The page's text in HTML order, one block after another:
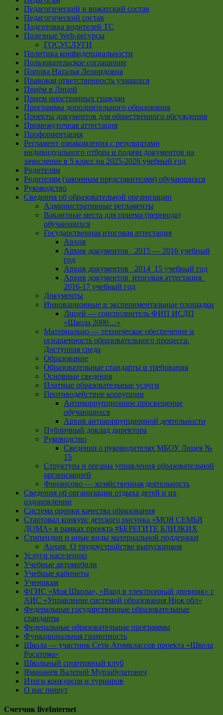
Педагогический и вожатский состав
Педагогический состав
Подготовка водителей ТС
Полезные Web-ресурсы
ГОСУСЛУГИ
Политика конфиденциальности
Пользовательское соглашение
Попова Наталья Леонидовна
Правовая ответственность учащихся
Приём в Лицей
Прием иностранных граждан
Программы дополнительного образования
Проекты документов для общественного обсуждения
Промежуточная аттестация
Профориентация
Регламент ознакомления с результатами
индивидуального отбора и подачи документов на
зачисление в 5 класс на 2025-2026 учебный год
Родителям
Родителям (законным представителям) обучающихся
Руководство
Сведения об образовательной организации
Административные регламенты
Вакантные места для приема (перевода)
обучающихся
Государственная итоговая аттестация
Архив
Архив документов _2015 — 2016 учебный
год
Архив документов_ 2014_15 учебный год
Архив документов_итоговая аттестация_
2016-17 учебный год
Документы
Инновационные и экспериментальные площадки
Лицей — соисполнитель ФИП ИСДП
«Школа 2000…»
Материально — техническое обеспечение и
оснащенность образовательного процесса.
Доступная среда
Образование
Образовательные стандарты и требования
Основные сведения
Платные образовательные услуги
Противодействие коррупции
Антикоррупционное просвещение
обучающихся
Архив антикоррупционной деятельности
Публичный доклад директора
Руководство
Cведения о руководителях МБОУ Лицея №
15
Структура и органы управления образовательной
организацией
Финансово — хозяйственная деятельность
Сведения об организации отдыха детей и их
оздоровлении
Система оценки качества образования
Стартовал конкурс детского рисунка «МОЯ СЕМЬЯ
ДОМА» в рамках проекта #БЕРЕГИТЕ БЛИЗКИХ
Стипендии и иные виды материальной поддержки
Архив_О трудоустройстве выпускников
Услуги населению
Учебные автомобили
Учебные кабинеты
Ученикам
ФГИС «Моя Школа», «Вход в электронный дневник» с
АИС «Управление системой образования Ниж обл»
Федеральные государственные образовательные
стандарты
Федеральные образовательные программы
Функциональная грамотность
Школа — участник Сети Атомклассов проекта «Школа
Росатома»
Школьный спортивный клуб
Ямананев Валерий Мурзабулатович
Итоги конкурсов и турниров
О нас пишут
Счетчик liveInternet